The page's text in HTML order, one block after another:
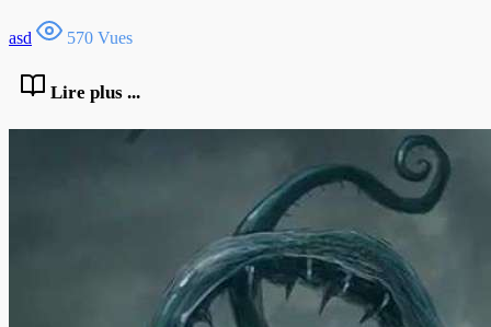
asd 570 Vues
Lire plus ...